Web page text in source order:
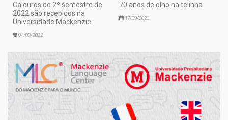
Calouros do 2º semestre de
2022 são recebidos na
Universidade Mackenzie
04/08/2022
70 anos de olho na telinha
17/09/2020